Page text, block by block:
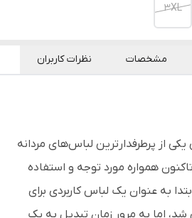
3XL
مشخصات نظرات کاربران
یکی از پرطرفدارترین لباس‌های مردانه
همواره مورد توجه و استفاده
به عنوان یک لباس کاربردی برای
شد، اما به مرور زمان تبدیل به یک